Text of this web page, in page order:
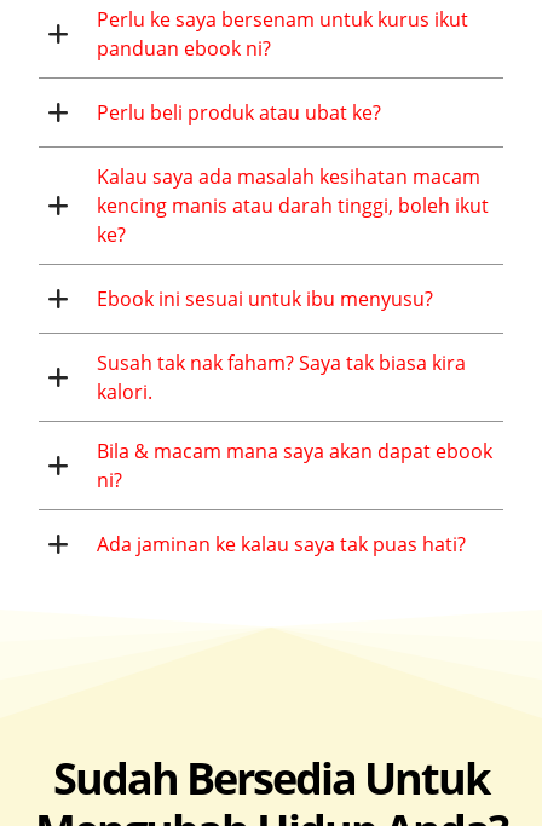
Perlu ke saya bersenam untuk kurus ikut
panduan ebook ni?
Perlu beli produk atau ubat ke?
Kalau saya ada masalah kesihatan macam
kencing manis atau darah tinggi, boleh ikut
ke?
Ebook ini sesuai untuk ibu menyusu?
Susah tak nak faham? Saya tak biasa kira
kalori.
Bila & macam mana saya akan dapat ebook
ni?
Ada jaminan ke kalau saya tak puas hati?
Sudah Bersedia Untuk